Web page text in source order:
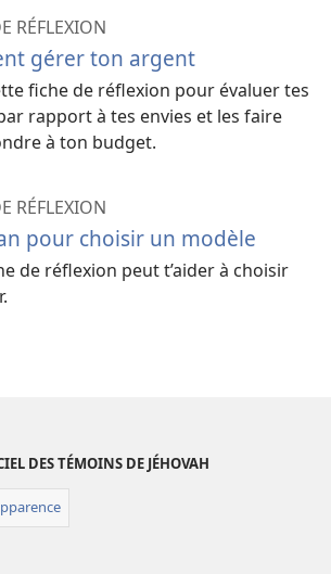
RÉFLEXION
gérer ton argent
fiche de réflexion pour évaluer tes
rapport à tes envies et les faire
à ton budget.
RÉFLEXION
pour choisir un modèle
de réflexion peut t’aider à choisir
DES TÉMOINS DE JÉHOVAH